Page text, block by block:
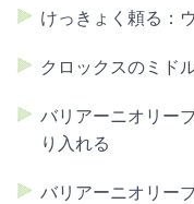
けっきょく頼る：
クロックスのミド
バリアーニオリー
り入れる
バリアーニオリー